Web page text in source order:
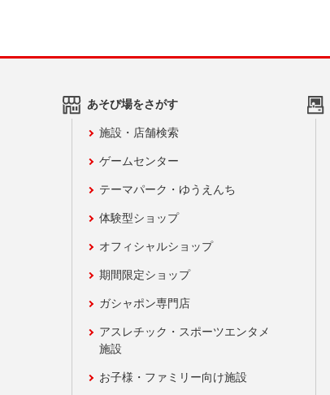
あそび場をさがす
施設・店舗検索
ゲームセンター
テーマパーク・ゆうえんち
体験型ショップ
オフィシャルショップ
期間限定ショップ
ガシャポン専門店
アスレチック・スポーツエンタメ
施設
お子様・ファミリー向け施設